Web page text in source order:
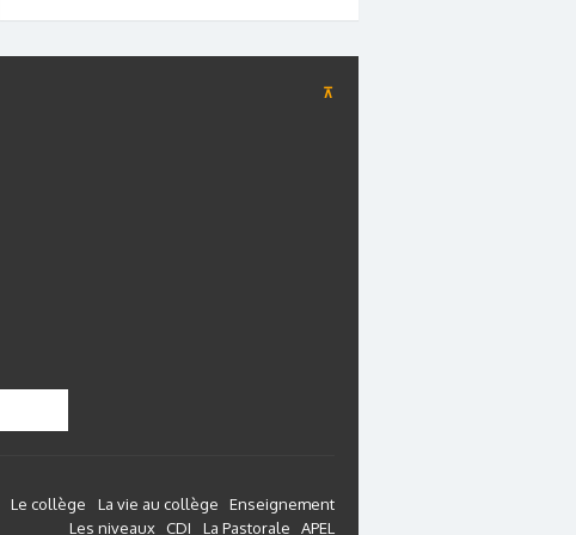
⊼
Le collège La vie au collège
Enseignement
Les niveaux CDI La Pastorale APEL